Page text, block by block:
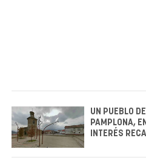
UN PUEBLO
PAMPLONA,
INTERÉS